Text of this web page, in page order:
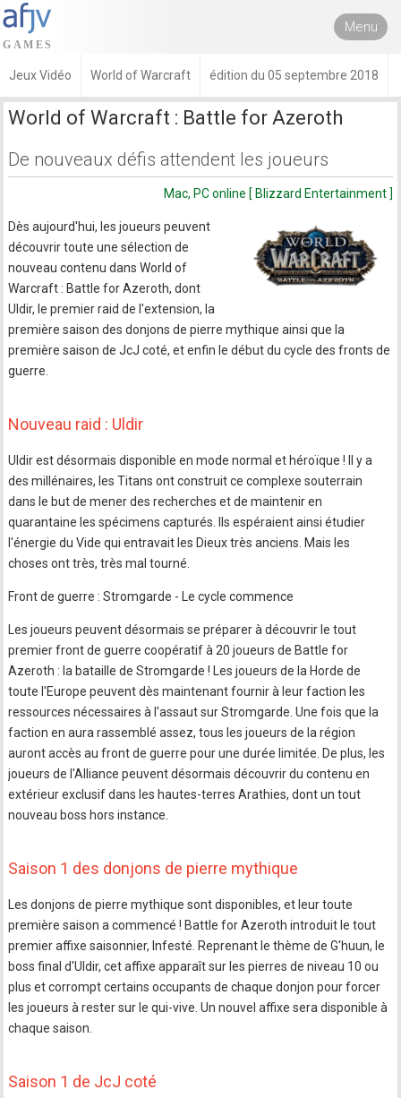
Menu
Jeux Vidéo World of Warcraft édition du 05 septembre 2018
World of Warcraft : Battle for Azeroth
De nouveaux défis attendent les joueurs
Mac, PC online [ Blizzard Entertainment ]
Dès aujourd'hui, les joueurs peuvent
découvrir toute une sélection de
nouveau contenu dans World of
Warcraft : Battle for Azeroth, dont
Uldir, le premier raid de l'extension, la
première saison des donjons de pierre mythique ainsi que la
première saison de JcJ coté, et enfin le début du cycle des fronts de
guerre.
Nouveau raid : Uldir
Uldir est désormais disponible en mode normal et héroïque ! Il y a
des millénaires, les Titans ont construit ce complexe souterrain
dans le but de mener des recherches et de maintenir en
quarantaine les spécimens capturés. Ils espéraient ainsi étudier
l'énergie du Vide qui entravait les Dieux très anciens. Mais les
choses ont très, très mal tourné.
Front de guerre : Stromgarde - Le cycle commence
Les joueurs peuvent désormais se préparer à découvrir le tout
premier front de guerre coopératif à 20 joueurs de Battle for
Azeroth : la bataille de Stromgarde ! Les joueurs de la Horde de
toute l'Europe peuvent dès maintenant fournir à leur faction les
ressources nécessaires à l'assaut sur Stromgarde. Une fois que la
faction en aura rassemblé assez, tous les joueurs de la région
auront accès au front de guerre pour une durée limitée. De plus, les
joueurs de l'Alliance peuvent désormais découvrir du contenu en
extérieur exclusif dans les hautes-terres Arathies, dont un tout
nouveau boss hors instance.
Saison 1 des donjons de pierre mythique
Les donjons de pierre mythique sont disponibles, et leur toute
première saison a commencé ! Battle for Azeroth introduit le tout
premier affixe saisonnier, Infesté. Reprenant le thème de G'huun, le
boss final d'Uldir, cet affixe apparaît sur les pierres de niveau 10 ou
plus et corrompt certains occupants de chaque donjon pour forcer
les joueurs à rester sur le qui-vive. Un nouvel affixe sera disponible à
chaque saison.
Saison 1 de JcJ coté